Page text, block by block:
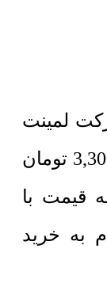
لمینت
تومان
قیمت با
به خرید